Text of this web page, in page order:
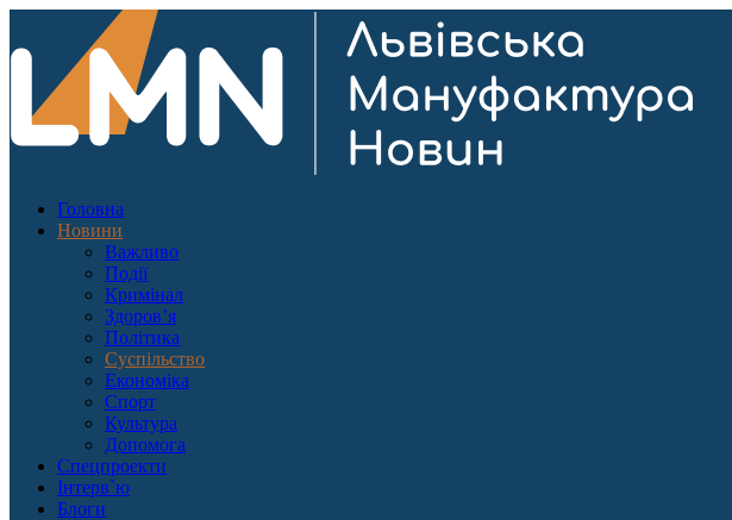
Головна
Новини
Важливо
Події
Кримінал
Здоров’я
Політика
Суспільство
Економіка
Спорт
Культура
Допомога
Спецпроекти
Інтерв`ю
Блоги